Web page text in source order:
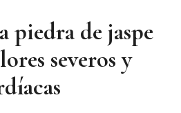
piedra de jaspe
severos y